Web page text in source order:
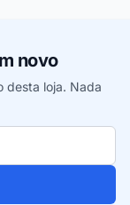
novo
desta loja. Nada